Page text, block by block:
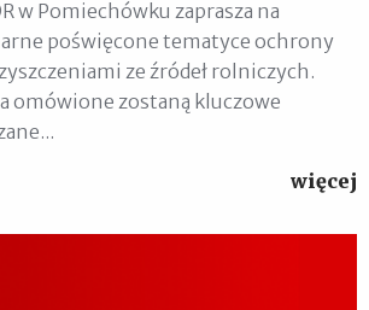
w Pomiechówku zaprasza na
poświęcone tematyce ochrony
ze źródeł rolniczych.
omówione zostaną kluczowe
więcej